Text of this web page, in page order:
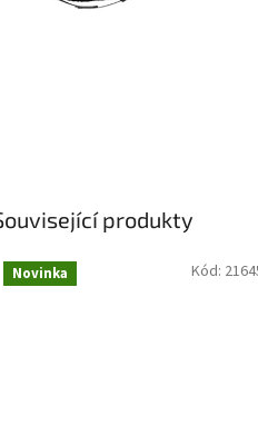
produkty
Novinka Kód: